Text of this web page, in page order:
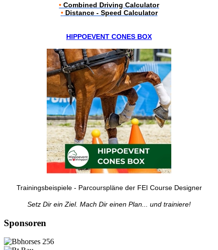
• Combined Driving Calculator
•Distance - Speed Calculator
HIPPOEVENT CONES BOX
Trainingsbeispiele - Parcourspläne der FEI Course Designer
Setz Dir ein Ziel. Mach Dir einen Plan... und trainiere!
Sponsoren